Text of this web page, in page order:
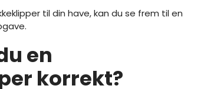
til din have, kan du se frem til en
en
korrekt?